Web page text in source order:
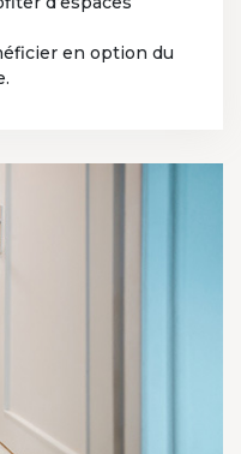
en option du